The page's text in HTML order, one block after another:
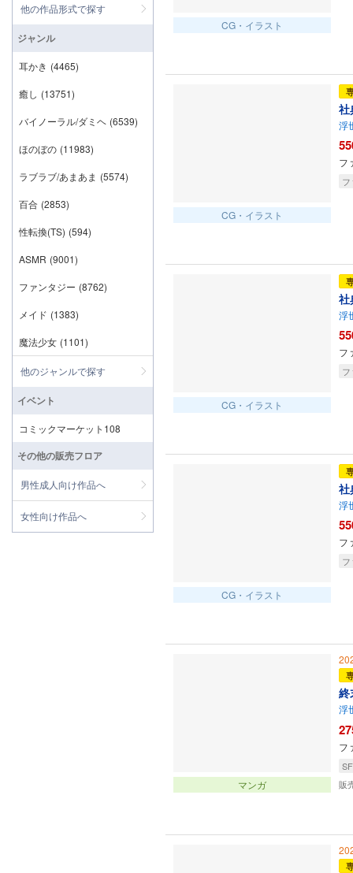
CG・イラスト
CG・イラスト
社
浮
フ
CG・イラスト
社
浮
フ
CG・イラスト
社
浮
フ
マンガ
終
浮
フ
SF
販
他の作品形式で探す
ジャンル
耳かき (4465)
癒し (13751)
バイノーラル/ダミヘ (6539)
ほのぼの (11983)
ラブラブ/あまあま (5574)
百合 (2853)
性転換(TS) (594)
ASMR (9001)
ファンタジー (8762)
メイド (1383)
魔法少女 (1101)
他のジャンルで探す
イベント
コミックマーケット108
その他の販売フロア
男性成人向け作品へ
女性向け作品へ